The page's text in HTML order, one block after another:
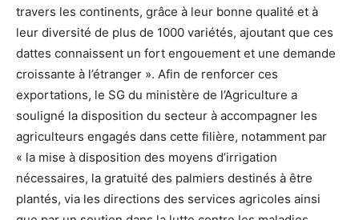
travers les continents, grâce à leur bonne qualité et à
leur diversité de plus de 1000 variétés, ajoutant que ces
dattes connaissent un fort engouement et une demande
croissante à l’étranger ». Afin de renforcer ces
exportations, le SG du ministère de l’Agriculture a
souligné la disposition du secteur à accompagner les
agriculteurs engagés dans cette filière, notamment par
« la mise à disposition des moyens d’irrigation
nécessaires, la gratuité des palmiers destinés à être
plantés, via les directions des services agricoles ainsi